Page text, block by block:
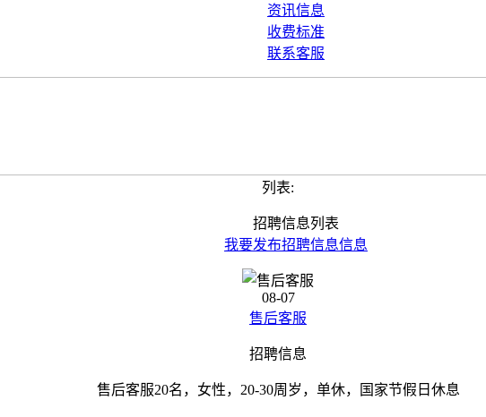
资讯信息
收费标准
联系客服
列表:
招聘信息列表
我要发布招聘信息信息
08-07
售后客服
招聘信息
售后客服20名，女性，20-30周岁，单休，国家节假日休息